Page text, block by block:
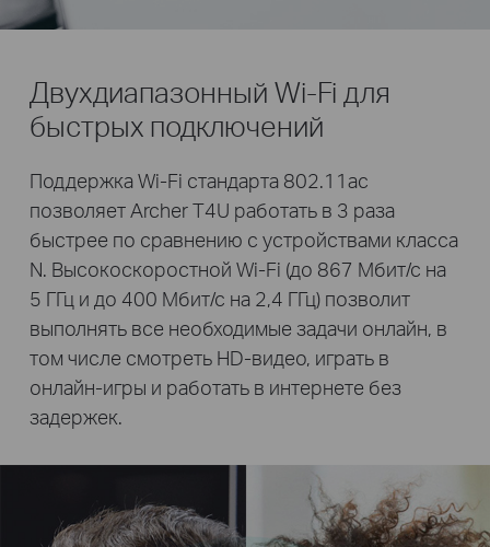
Двухдиапазонный Wi-Fi для
быстрых подключений
Поддержка Wi-Fi стандарта 802.11ac
позволяет Archer T4U работать в 3 раза
быстрее по сравнению с устройствами класса
N. Высокоскоростной Wi-Fi (до 867 Мбит/с на
5 ГГц и до 400 Мбит/с на 2,4 ГГц) позволит
выполнять все необходимые задачи онлайн, в
том числе смотреть HD-видео, играть в
онлайн-игры и работать в интернете без
задержек.